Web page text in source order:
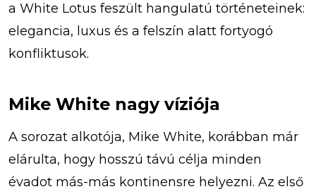
a White Lotus feszült hangulatú történeteinek:
elegancia, luxus és a felszín alatt fortyogó
konfliktusok.
Mike White nagy víziója
A sorozat alkotója, Mike White, korábban már
elárulta, hogy hosszú távú célja minden
évadot más-más kontinensre helyezni. Az első